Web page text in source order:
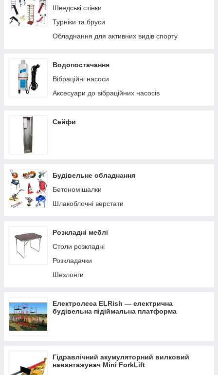
Шведські стінки
Турніки та бруси
Обладнання для активних видів спорту
Водопостачання
Вібраційні насоси
Аксесуари до вібраційних насосів
Сейфи
Будівельне обладнання
Бетономішалки
Шлакоблочні верстати
Розкладні меблі
Столи розкладні
Розкладачки
Шезлонги
Електролеса ELRish — електрична
будівельна підіймальна платформа
Гідравлічний акумуляторний вилковий
навантажувач Mini ForkLift